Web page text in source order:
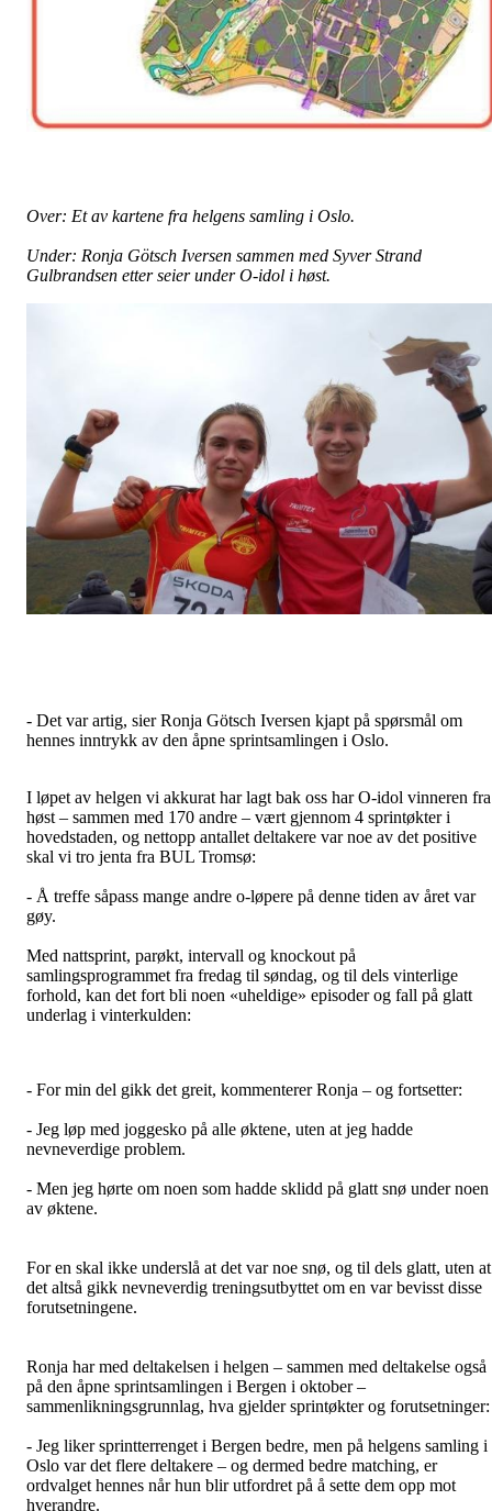
Over: Et av kartene fra helgens samling i Oslo.
Under: Ronja Götsch Iversen sammen med Syver Strand
Gulbrandsen etter seier under O-idol i høst.
- Det var artig, sier Ronja Götsch Iversen kjapt på spørsmål om
hennes inntrykk av den åpne sprintsamlingen i Oslo.
I løpet av helgen vi akkurat har lagt bak oss har O-idol vinneren
høst – sammen med 170 andre – vært gjennom 4 sprintøkter i
hovedstaden, og nettopp antallet deltakere var noe av det positive
skal vi tro jenta fra BUL Tromsø:
- Å treffe såpass mange andre o-løpere på denne tiden av året var
gøy.
Med nattsprint, parøkt, intervall og knockout på
samlingsprogrammet fra fredag til søndag, og til dels vinterlige
forhold, kan det fort bli noen «uheldige» episoder og fall på glatt
underlag i vinterkulden:
- For min del gikk det greit, kommenterer Ronja – og fortsetter:
- Jeg løp med joggesko på alle øktene, uten at jeg hadde
nevneverdige problem.
- Men jeg hørte om noen som hadde sklidd på glatt snø under noen
av øktene.
For en skal ikke underslå at det var noe snø, og til dels glatt, uten at
det altså gikk nevneverdig treningsutbyttet om en var bevisst disse
forutsetningene.
Ronja har med deltakelsen i helgen – sammen med deltakelse også
på den åpne sprintsamlingen i Bergen i oktober –
sammenlikningsgrunnlag, hva gjelder sprintøkter og forutsetninger:
- Jeg liker sprintterrenget i Bergen bedre, men på helgens samling i
Oslo var det flere deltakere – og dermed bedre matching, er
ordvalget hennes når hun blir utfordret på å sette dem opp mot
hverandre.